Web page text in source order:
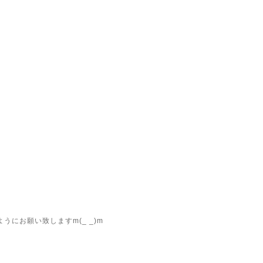
うにお願い致しますm(_ _)m